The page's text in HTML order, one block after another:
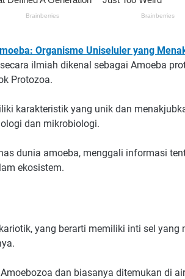
ilmiah dikenal sebagai Amoeba
Protozoa.
karakteristik yang unik dan
dan mikrobiologi.
dunia amoeba, menggali informasi
ekosistem.
yang berarti memiliki inti sel yang
dan biasanya ditemukan di